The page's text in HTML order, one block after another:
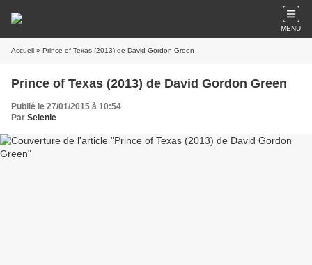
MENU
Accueil » Prince of Texas (2013) de David Gordon Green
Prince of Texas (2013) de David Gordon Green
Publié le 27/01/2015 à 10:54
Par Selenie